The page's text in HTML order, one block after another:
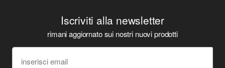
Iscriviti alla newsletter
rimani aggiornato sui nostri nuovi prodotti